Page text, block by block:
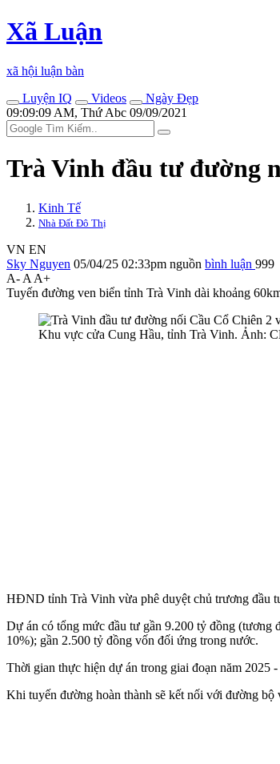
Xã Luận
xã hội luận bàn
Luyện IQ
Videos
Ngày Đẹp
09:09:09 AM, Thứ Abc 09/09/2021
Trà Vinh đầu tư đường
Kinh Tế
Nhà Đất Đô Thị
VN EN
Sky Nguyen 05/04/25 02:33pm nguồn bình luận 999
A- A A+
Tuyến đường ven biển tỉnh Trà Vinh dài khoảng
Khu vực cửa Cung Hầu, tỉnh Trà Vinh. Ảnh:
HĐND tỉnh Trà Vinh vừa phê duyệt chủ trương đầu
Dự án có tổng mức đầu tư gần 9.200 tỷ đồng
10%); gần 2.500 tỷ đồng vốn đối ứng trong nước.
Thời gian thực hiện dự án trong giai đoạn năm 2025 -
Khi tuyến đường hoàn thành sẽ kết nối với đường